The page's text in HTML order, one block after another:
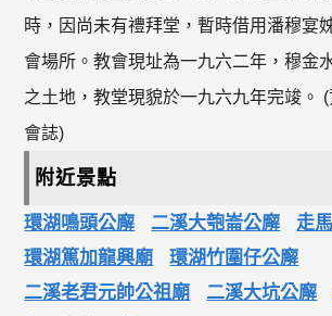
時，因尚未有禮拜堂，暫時借用潘穆宴
會場所。教會現址為一九六二年，穆金
之土地，教堂現貌於一九六九年完竣。
會誌)
附近景點
環湖鳴頭公廨 二溪大匏崙公廨
走
環湖篤加龍興廟
環湖竹圍仔公廨
二溪老君元帥公祖廟
二溪大坑公廨